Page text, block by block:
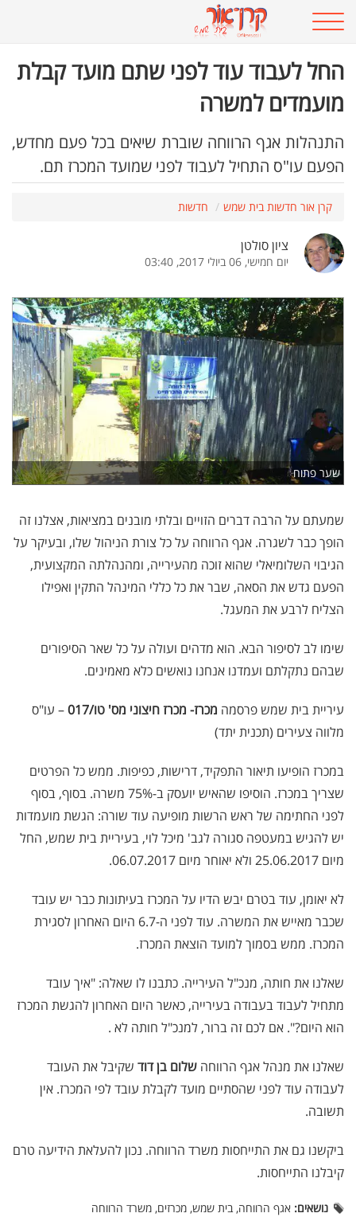
החל לעבוד עוד לפני שתם מועד קבלת
מועמדים למשרה
התנהלות אגף הרווחה שוברת שיאים בכל פעם מחדש,
הפעם עו"ס התחיל לעבוד לפני שמועד המכרז תם.
קרן אור חדשות בית שמש חדשות
ציון סולטן
יום חמישי, 06 ביולי 2017, 03:40
שער פתוח
שמעתם על הרבה דברים הזויים ובלתי מובנים במציאות, אצלנו זה
הופך כבר לשגרה. אגף הרווחה על כל צורת הניהול שלו, ובעיקר על
הגיבוי השלומיאלי שהוא זוכה מהעירייה, ומהנהלתה המקצועית,
הפעם גדש את הסאה, שבר את כל כללי המינהל התקין ואפילו
הצליח לרבע את המעגל.
שימו לב לסיפור הבא. הוא מדהים ועולה על כל שאר הסיפורים
שבהם נתקלתם ועמדנו אנחנו נואשים כלא מאמינים.
עיריית בית שמש פרסמה מכרז- מכרז חיצוני מס' טו/017
– עו"ס
מלווה צעירים (תכנית יתד(
במכרז הופיעו תיאור התפקיד, דרישות, כפיפות. ממש כל הפרטים
שצריך במכרז. הוסיפו שהאיש יועסק ב-75% משרה. בסוף, בסוף
לפני החתימה של ראש הרשות מופיעה עוד שורה: הגשת מועמדות
יש להגיש במעטפה סגורה לגב' מיכל לוי, בעיריית בית שמש, החל
מיום 25.06.2017 ולא יאוחר מיום
.06.07.2017
לא יאומן, עוד בטרם יבש הדיו על המכרז בעיתונות כבר יש עובד
שכבר מאייש את המשרה. עוד לפני ה-6.7 היום האחרון לסגירת
המכרז. ממש בסמוך למועד הוצאת המכרז.
שאלנו את חותה, מנכ"ל העירייה. כתבנו לו שאלה: "איך עובד
מתחיל לעבוד בעבודה בעירייה, כאשר היום האחרון להגשת המכרז
הוא היום?". אם לכם זה ברור, למנכ"ל חותה לא .
שאלנו את מנהל אגף הרווחה שלום בן דוד שקיבל את העובד
לעבודה עוד לפני שהסתיים מועד לקבלת עובד לפי המכרז. אין
תשובה.
ביקשנו גם את התייחסות משרד הרווחה. נכון להעלאת הידיעה טרם
קיבלנו התייחסות.
נושאים: אגף הרווחה, בית שמש, מכרזים, משרד הרווחה